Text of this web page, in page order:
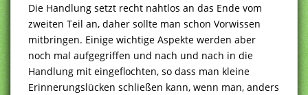
Die Handlung setzt recht nahtlos an das Ende vom
zweiten Teil an, daher sollte man schon Vorwissen
mitbringen. Einige wichtige Aspekte werden aber
noch mal aufgegriffen und nach und nach in die
Handlung mit eingeflochten, so dass man kleine
Erinnerungslücken schließen kann, wenn man, anders